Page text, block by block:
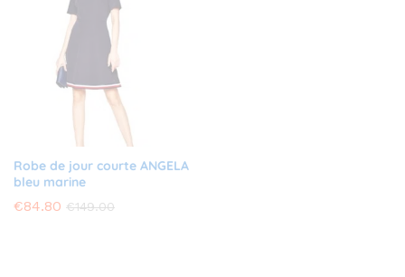
Robe de jour courte ANGELA
bleu marine
€84.80 €149.00